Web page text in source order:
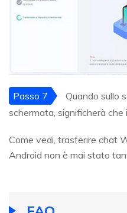
Passo 7
Quando sullo
schermata, significherà
Come vedi, trasferire chat
Android non è mai stato